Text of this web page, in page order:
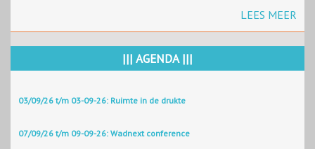
LEES MEER
||| AGENDA |||
03/09/26 t/m 03-09-26: Ruimte in de drukte
07/09/26 t/m 09-09-26: Wadnext conference